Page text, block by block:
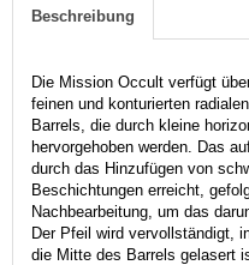
Beschreibung
Die Mission Occult verfügt
feinen und konturierten
Barrels, die durch kleine
hervorgehoben werden. Das
durch das Hinzufügen von
Beschichtungen erreicht,
Nachbearbeitung, um das
Der Pfeil wird vervollständigt,
die Mitte des Barrels gelasert